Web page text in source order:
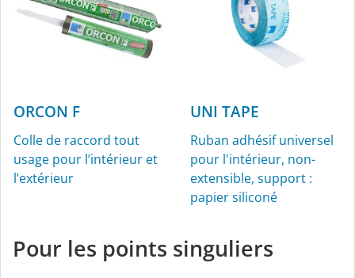
ORCON F
Colle de raccord tout
usage pour l’intérieur et
l’extérieur
UNI TAPE
Ruban adhésif universel
pour l'intérieur, non-
extensible, support :
papier siliconé
Pour les points singuliers